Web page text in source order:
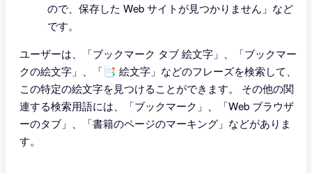
ので、保存した Web サイトが見つかりません」など
です。
ユーザーは、「ブックマーク タブ 絵文字」、「ブックマー
クの絵文字」、「📑 絵文字」などのフレーズを検索して、
この特定の絵文字を見つけることができます。 その他の関
連する検索用語には、「ブックマーク」、「Web ブラウザ
ーのタブ」、「書籍のページのマーキング」などがありま
す。